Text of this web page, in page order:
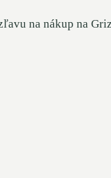
na nákup na